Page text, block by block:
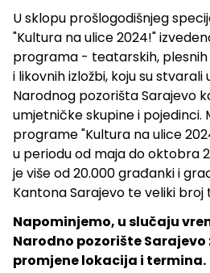
U sklopu prošlogodišnjeg
"Kultura na ulice 2024!"
programa - teatarskih, plesnih
i likovnih izložbi, koju su
Narodnog pozorišta Sarajevo
umjetničke skupine i pojedinci.
programe "Kultura na ulice
u periodu od maja do oktobra
je više od 20.000 građanki i
Kantona Sarajevo te veliki broj
Napominjemo, u slučaju
Narodno pozorište
promjene lokacija i termina.